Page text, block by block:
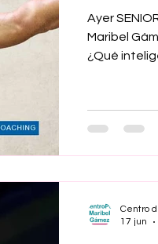
Ayer
Maribel
¿Qué
actualidad.
Centro
17 jun